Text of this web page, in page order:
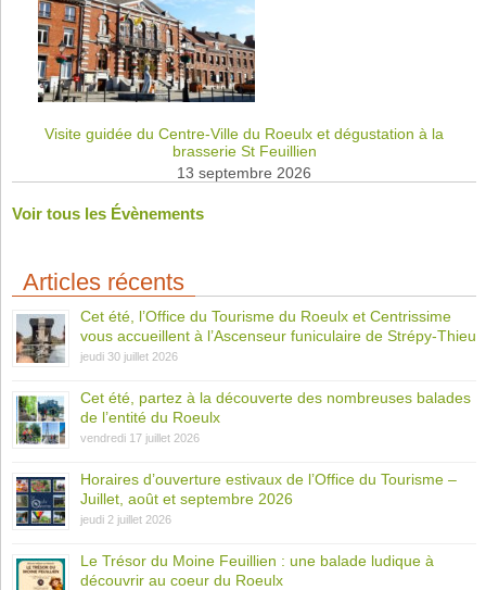
Visite guidée du Centre-Ville du Roeulx et dégustation à la
brasserie St Feuillien
13 septembre 2026
Voir tous les Évènements
Articles récents
Cet été, l’Office du Tourisme du Roeulx et Centrissime
vous accueillent à l’Ascenseur funiculaire de Strépy-Thieu
jeudi 30 juillet 2026
Cet été, partez à la découverte des nombreuses balades
de l’entité du Roeulx
vendredi 17 juillet 2026
Horaires d’ouverture estivaux de l’Office du Tourisme –
Juillet, août et septembre 2026
jeudi 2 juillet 2026
Le Trésor du Moine Feuillien : une balade ludique à
découvrir au coeur du Roeulx